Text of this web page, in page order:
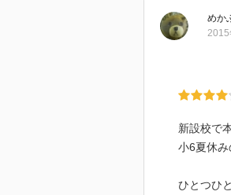
めか
2015
新設校で
小6夏休
ひとつひ